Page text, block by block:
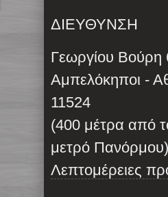
ΔΙΕΥΘΥΝΣΗ
Γεωργίου Βούρη
Αμπελόκηποι -
11524
(400 μέτρα από
μετρό Πανόρμου)
Λεπτομέρειες